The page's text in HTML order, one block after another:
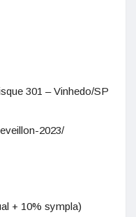
301 – Vinhedo/SP
2023/
+ 10% sympla)